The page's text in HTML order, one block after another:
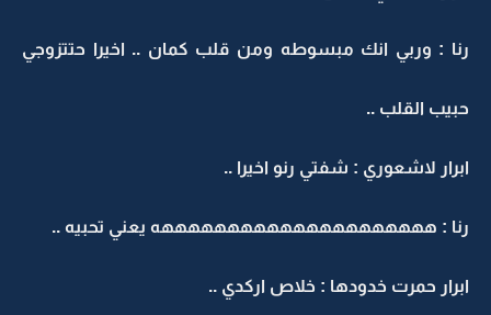
رنا : وربي انك مبسوطه ومن قلب كمان .. اخيرا حتتزوجي
حبيب القلب ..
ابرار لاشعوري : شفتي رنو اخيرا ..
رنا : هههههههههههههههههههههه يعني تحبيه ..
ابرار حمرت خدودها : خلاص اركدي ..